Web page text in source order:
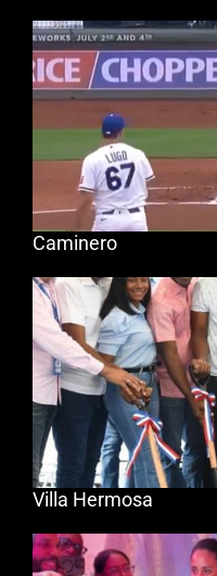
Caminero
Villa Hermosa